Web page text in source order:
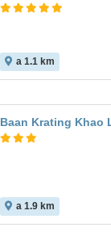
a 1.1 km
Baan Krating Khao
a 1.9 km